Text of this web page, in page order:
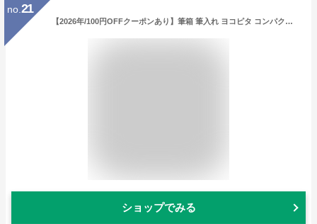
no. 21
【2026年/100円OFFクーポンあり】筆箱 筆入れ ヨコピタ コンパクト 子供 小学生 小学校 卒園 入学 新入学 新学期 サンスター かわいい 鉛筆削り付き 女の子 男の子 両開き 無地 ペンケース 文具 文房具 卒園祝い 入学祝い プレゼント ギフト 新一年生 新1年生 2026 送料無料
ショップでみる